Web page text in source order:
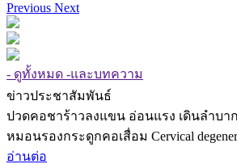
Previous Next
- ดูทั้งหมด -และบทความ
ข่าวประชาสัมพันธ์
ปวดคอชาร้าวลงแขน อ่อนแรง เดินลำบาก
หมอนรองกระดูกคอเสื่อม Cervical
อ่านต่อ